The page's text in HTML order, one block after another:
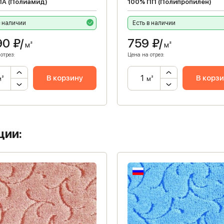
(Полиамид)
наличии
₽/м²
В корзину
100% ПП (Полипропилен)
Есть в наличии
759 ₽/м²
Цена на отрез:
м² В